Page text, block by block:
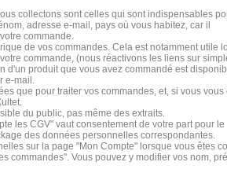
collectons sont celles qui sont indispensables
adresse e-mail, pays où vous habitez, car il
commande.
de vos commandes. Cela est notamment utile
commande, (nous réactivons les liens sur
d'un produit que vous avez commandé est
e-mail.
que pour traiter vos commandes, et, si vous vous
du public, pas même des extraits.
les CGV" vaut consentement de votre part pour le
des données personnelles correspondantes.
sur la page "Mon Compte" lorsque vous êtes
commandes". Vous pouvez y modifier vos nom,